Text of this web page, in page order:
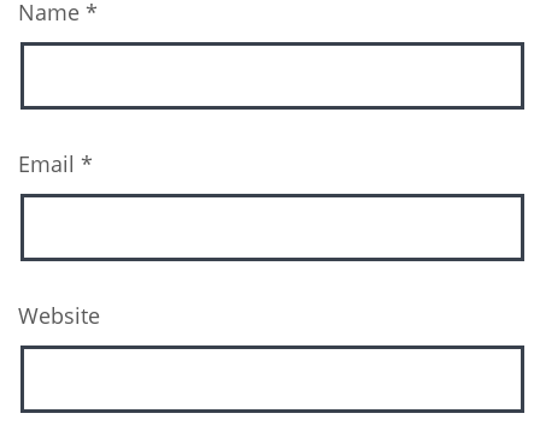
Name *
Email *
Website